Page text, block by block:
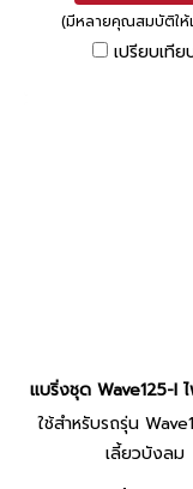
(มีหลายคุณสมบัติให้
เปรียบเทีย
แบริ่งชุด Wave125-I
ใช้สำหรับรถรุ่น
เลี้ยวบังลม